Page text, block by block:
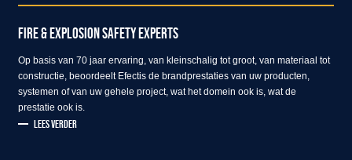
FIRE & EXPLOSION SAFETY EXPERTS
Op basis van 70 jaar ervaring, van kleinschalig tot groot, van materiaal tot
constructie, beoordeelt Efectis de brandprestaties van uw producten,
systemen of van uw gehele project, wat het domein ook is, wat de
prestatie ook is.
LEES VERDER